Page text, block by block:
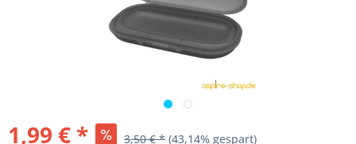
1,99 € * 3,50 € * (43,14% gespart)